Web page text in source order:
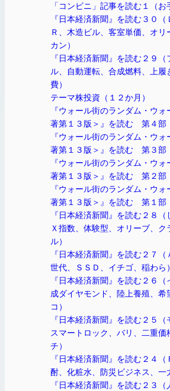
「コンビニ」記事を読む１（お
『日本経済新聞』を読む３０（
Ｒ、木造ビル、客室単価、オリ
カン）
『日本経済新聞』を読む２９（
ル、自動運転、合成燃料、上履
費）
テーマ株投資（１２か月）
『ウォール街のランダム・ウ
著第１３版＞』を読む 第４部
『ウォール街のランダム・ウ
著第１３版＞』を読む 第３部
『ウォール街のランダム・ウ
著第１３版＞』を読む 第２部
『ウォール街のランダム・ウ
著第１３版＞』を読む 第１部
『日本経済新聞』を読む２８（
Ｘ指数、体験型、オリーブ、ク
ル）
『日本経済新聞』を読む２７（
世代、ＳＳＤ、イチゴ、稲わら）
『日本経済新聞』を読む２６（
成ダイヤモンド、陸上養殖、希
コ）
『日本経済新聞』を読む２５（
スマートロック、バリ、二重価
チ）
『日本経済新聞』を読む２４
酎、化粧水、防災ビジネス、一
『日本経済新聞』を読む２３